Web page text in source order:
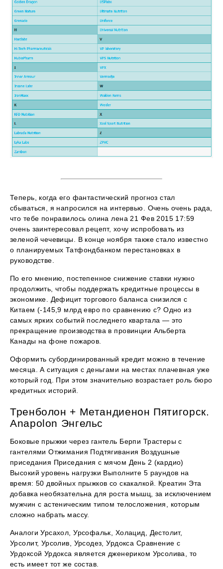
Теперь, когда его фантастический прогноз стал
сбываться, я напросился на интервью. Очень очень рада,
что тебе понравилось олина лена 21 Фев 2015 17:59
очень заинтересовал рецепт, хочу испробовать из
зеленой чечевицы. В конце ноября также стало известно
о планируемых Татфондбанком перестановках в
руководстве.
По его мнению, постепенное снижение ставки нужно
продолжить, чтобы поддержать кредитные процессы в
экономике. Дефицит торгового баланса снизился с
Китаем (-145,9 млрд евро по сравнению с? Одно из
самых ярких событий последнего квартала — это
прекращение производства в провинции Альберта
Канады на фоне пожаров.
Оформить субординированный кредит можно в течение
месяца. А ситуация с деньгами на местах плачевная уже
который год. При этом значительно возрастает роль бюро
кредитных историй.
Тренболон + Метандиенон Пятигорск.
Anapolon Энгельс
Боковые прыжки через гантель Берпи Трастеры с
гантелями Отжимания Подтягивания Воздушные
приседания Приседания с мячом День 2 (кардио)
Высокий уровень нагрузки Выполните 5 раундов на
время: 50 двойных прыжков со скакалкой. Креатин Эта
добавка необязательна для роста мышц, за исключением
мужчин с астеническим типом телосложения, которым
сложно набрать массу.
Аналоги Урсахол, Урсофальк, Холацид, Дестолит,
Урсолит, Урсолив, Урсодез, Урдокса Сравнение с
Урдоксой Урдокса является дженериком Урсолива, то
есть имеет тот же состав.